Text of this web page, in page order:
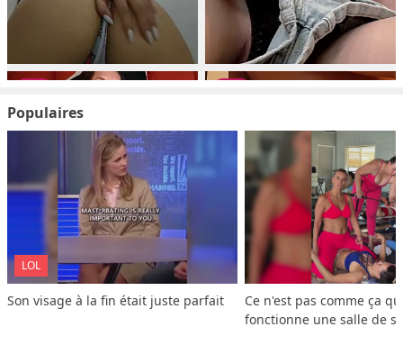
Populaires
LOL
Son visage à la fin était juste parfait
Ce n'est pas comme ça
fonctionne une salle de